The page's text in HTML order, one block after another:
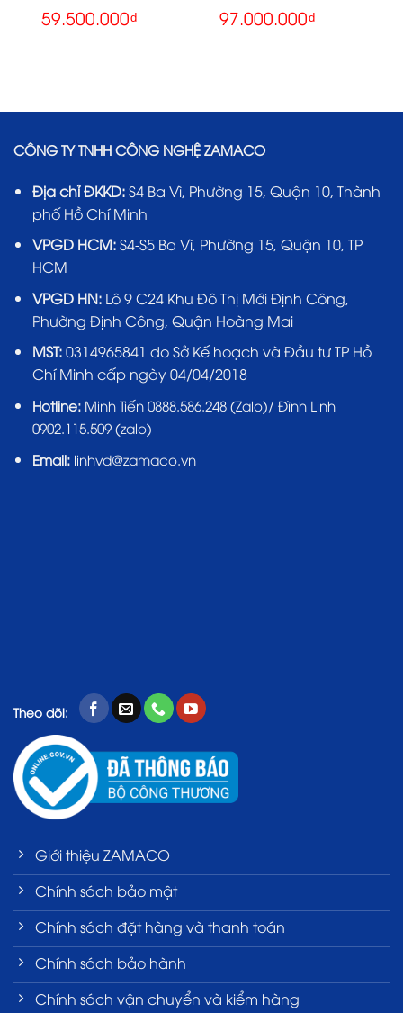
59.500.000₫ 97.000.000₫
CÔNG TY TNHH CÔNG NGHỆ ZAMACO
Địa chỉ ĐKKD:S4 Ba Vì, Phường 15, Quận 10, Thành
phố Hồ Chí Minh
VPGD HCM:S4-S5 Ba Vì, Phường 15, Quận 10, TP
HCM
VPGD HN:Lô 9 C24 Khu Đô Thị Mới Định Công,
Phường Định Công, Quận Hoàng Mai
MST:0314965841 do Sở Kế hoạch và Đầu tư TP Hồ
Chí Minh cấp ngày 04/04/2018
Hotline: Minh Tiến 0888.586.248 (Zalo)/ Đình Linh
0902.115.509 (zalo)
Email:linhvd@zamaco.vn
Theo dõi:
Giới thiệu ZAMACO
Chính sách bảo mật
Chính sách đặt hàng và thanh toán
Chính sách bảo hành
Chính sách vận chuyển và kiểm hàng